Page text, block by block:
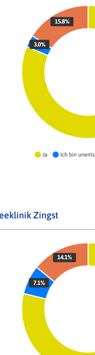
Ja Ich bin
3.0%
15.8%
Zingst
7.1%
14.1%